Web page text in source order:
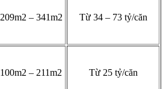
209m2 – 341m2 Từ 34 – 73 tỷ/căn
100m2 – 211m2 Từ 25 tỷ/căn